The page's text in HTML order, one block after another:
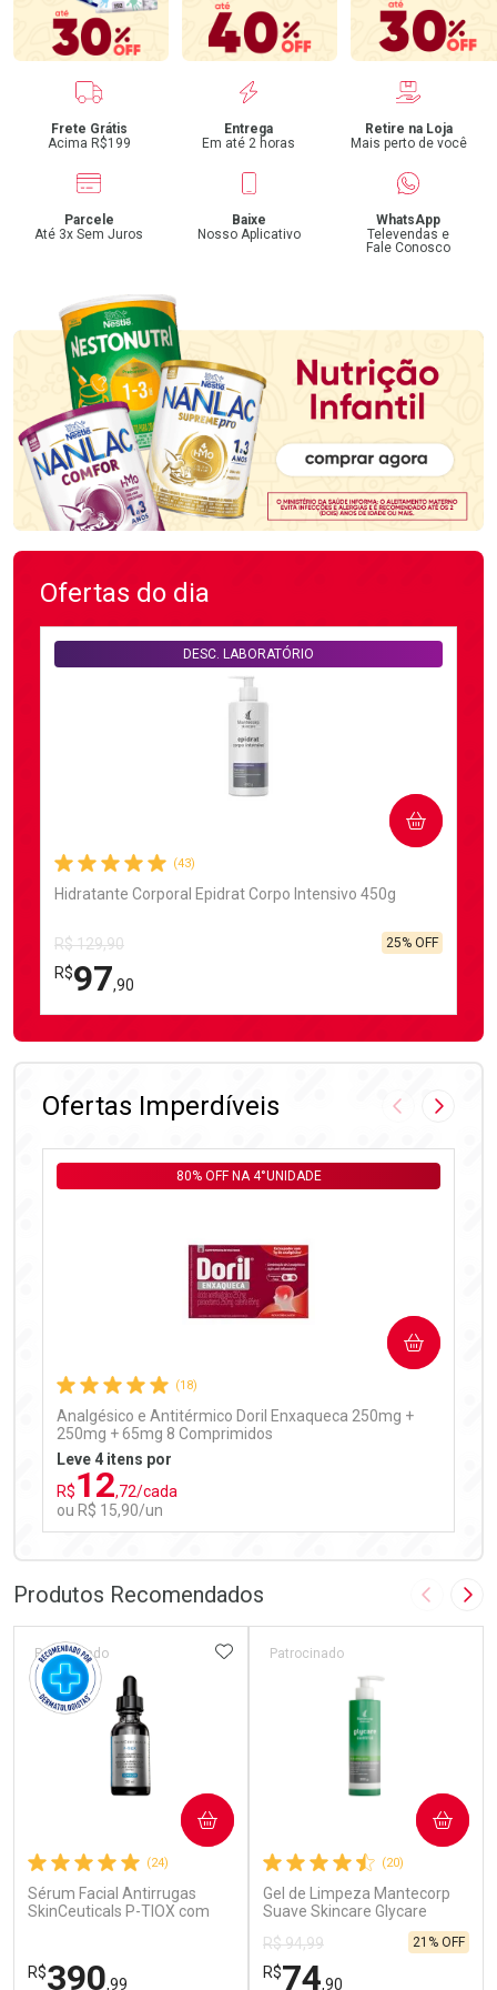
Benefícios
Frete Grátis
Acima R$199
Entrega
Em até 2 horas
Retire na Loja
Mais perto de você
Parcele
Até 3x Sem Juros
Baixe
Nosso Aplicativo
WhatsApp
Televendas e
Fale Conosco
Ofertas do dia
(43)
Hidratante Corporal Epidrat Corpo Intensivo 450g
DESC. LABORATÓRIO
R$ 129,90
R$97,90
25% OFF
COMPRAR
FECHAR
FECHAR
Ofertas Imperdíveis Imagem
(18)
Analgésico e Antitérmico Doril Enxaqueca 250mg +
250mg + 65mg 8 Comprimidos
80% OFF NA 4°UNIDADE
Leve 4 itens por
R$12,72/cada
ou R$ 15,90/un
COMPRAR
Laboratório
Ativar Desconto
Comprar sem Desconto
Por Menos
Comprar sem Desconto
Produtos Recomendados Imagem
(24)
Sérum Facial Antirrugas
SkinCeuticals P-TIOX com
Patrocinado
R$390,99
ADICIONAR AOS FAVORITOS
COMPRAR
(20)
Gel de Limpeza Mantecorp
Suave Skincare Glycare
Patrocinado
R$ 94,99
R$74,90
21% OFF
COMPRAR